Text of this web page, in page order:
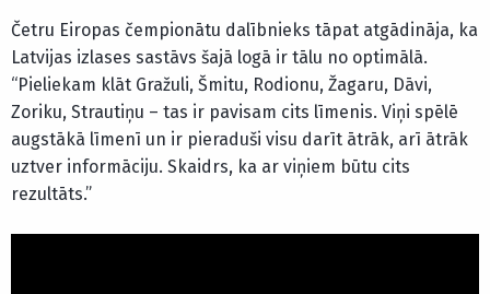
Četru Eiropas čempionātu dalībnieks tāpat atgādināja, ka
Latvijas izlases sastāvs šajā logā ir tālu no optimālā.
“Pieliekam klāt Gražuli, Šmitu, Rodionu, Žagaru, Dāvi,
Zoriku, Strautiņu – tas ir pavisam cits līmenis. Viņi spēlē
augstākā līmenī un ir pieraduši visu darīt ātrāk, arī ātrāk
uztver informāciju. Skaidrs, ka ar viņiem būtu cits
rezultāts.”